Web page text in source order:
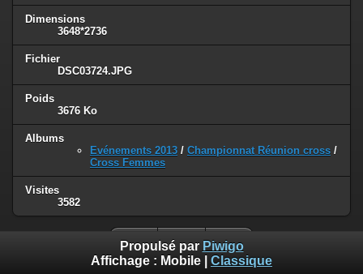
Dimensions
3648*2736
Fichier
DSC03724.JPG
Poids
3676 Ko
Albums
Evénements 2013 / Championnat Réunion cross /
Cross Femmes
Visites
3582
Propulsé par Piwigo
Affichage : Mobile Classique